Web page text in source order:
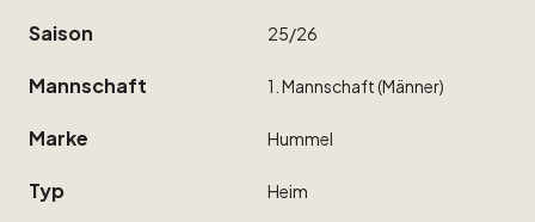
Saison 25​/​26
Mannschaft 1. Mannschaft(Männer)
Marke Hummel
Typ Heim